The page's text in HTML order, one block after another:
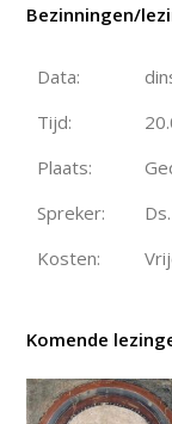
Bezinningen/
Data:
Tijd:
Plaats:
Spreker:
Kosten:
Komende